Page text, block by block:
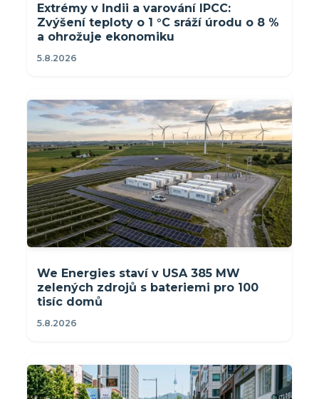
Extrémy v Indii a varování IPCC:
Zvýšení teploty o 1 °C sráží úrodu o 8 %
a ohrožuje ekonomiku
5.8.2026
We Energies staví v USA 385 MW
zelených zdrojů s bateriemi pro 100
tisíc domů
5.8.2026